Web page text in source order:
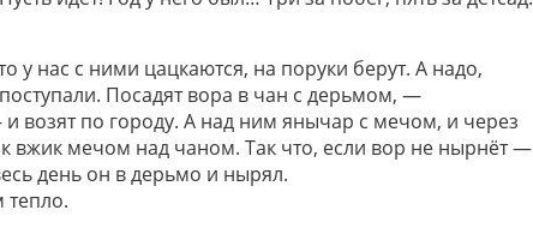
у нас с ними цацкаются, на поруки берут. А надо,
Посадят вора в чан с дерьмом, —
и возят по городу. А над ним янычар с мечом, и через
вжик мечом над чаном. Так что, если вор не нырнёт —
день он в дерьмо и нырял.
тепло.